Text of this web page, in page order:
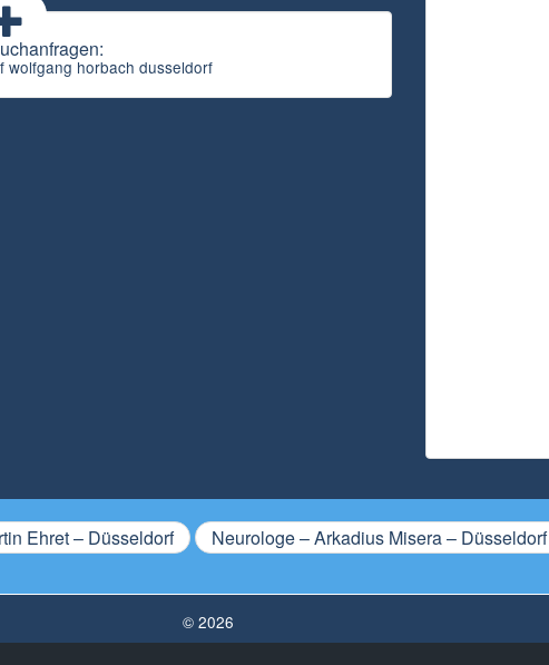
wolfgang horbach dusseldorf
Ehret – Düsseldorf Neurologe – Arkadius Misera – Düsseldorf
© 2026